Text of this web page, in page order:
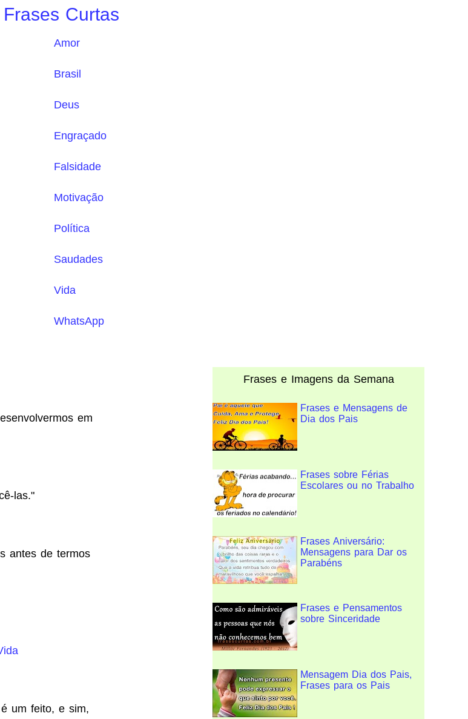
Frases Curtas
Amor
Brasil
Deus
Engraçado
Falsidade
Motivação
Política
Saudades
Vida
WhatsApp
em
las."
antes de termos
um feito, e sim,
Frases e Imagens da Semana
Frases e Mensagens de
Dia dos Pais
Frases sobre Férias
Escolares ou no Trabalho
Frases Aniversário:
Mensagens para Dar os
Parabéns
Frases e Pensamentos
sobre Sinceridade
Mensagem Dia dos Pais,
Frases para os Pais